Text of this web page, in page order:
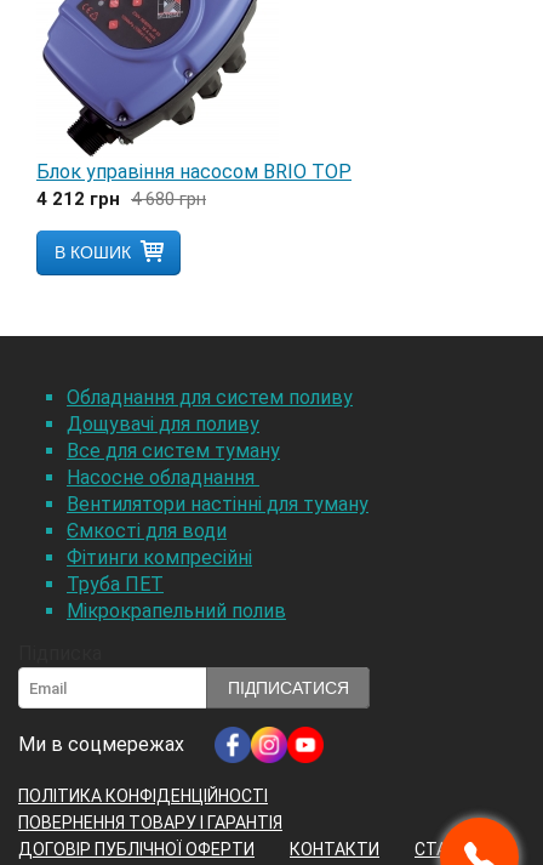
Блок управіння насосом BRIO TOP
4 212 грн 4 680 грн
В КОШИК
Обладнання для систем поливу
Дощувачі для поливу
Все для систем туману
Насосне обладнання
Вентилятори настінні для туману
Ємкості для води
Фітинги компресійні
Труба ПЕТ
Мікрокрапельний полив
ПІДПИСАТИСЯ
Ми в соцмережах
ПОЛІТИКА КОНФІДЕНЦІЙНОСТІ
ПОВЕРНЕННЯ ТОВАРУ І ГАРАНТІЯ
ДОГОВІР ПУБЛІЧНОЇ ОФЕРТИ
КОНТАКТИ СТАТТІ